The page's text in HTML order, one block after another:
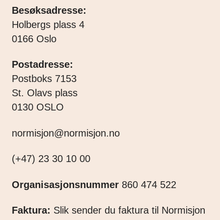
Besøksadresse:
Holbergs plass 4
0166 Oslo
Postadresse:
Postboks 7153
St. Olavs plass
0130 OSLO
normisjon@normisjon.no
(+47) 23 30 10 00
Organisasjonsnummer860 474 522
Faktura: Slik sender du faktura til Normisjon